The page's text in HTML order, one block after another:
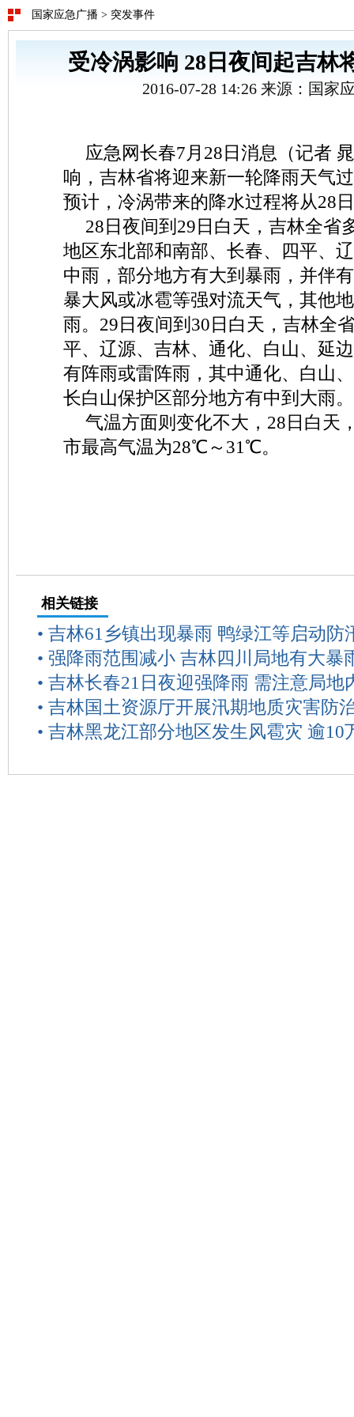
国家应急广播 > 突发事件
受冷涡影响 28日夜间起吉林
2016-07-28 14:26 来源：国家
应急网长春7月28日消息（记者
响，吉林省将迎来新一轮降雨天气
预计，冷涡带来的降水过程将从28
28日夜间到29日白天，吉林全省
地区东北部和南部、长春、四平、
中雨，部分地方有大到暴雨，并伴
暴大风或冰雹等强对流天气，其他
雨。29日夜间到30日白天，吉林全
平、辽源、吉林、通化、白山、延
有阵雨或雷阵雨，其中通化、白山
长白山保护区部分地方有中到大雨。
气温方面则变化不大，28日白天
市最高气温为28℃～31℃。
相关链接
• 吉林61乡镇出现暴雨 鸭绿江等启动防
• 强降雨范围减小 吉林四川局地有大暴
• 吉林长春21日夜迎强降雨 需注意局地
• 吉林国土资源厅开展汛期地质灾害防
• 吉林黑龙江部分地区发生风雹灾 逾10